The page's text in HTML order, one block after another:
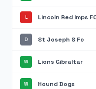
L Lincoln Red Imps
D St Joseph S Fc
W Lions Gibraltar
W Hound Dogs